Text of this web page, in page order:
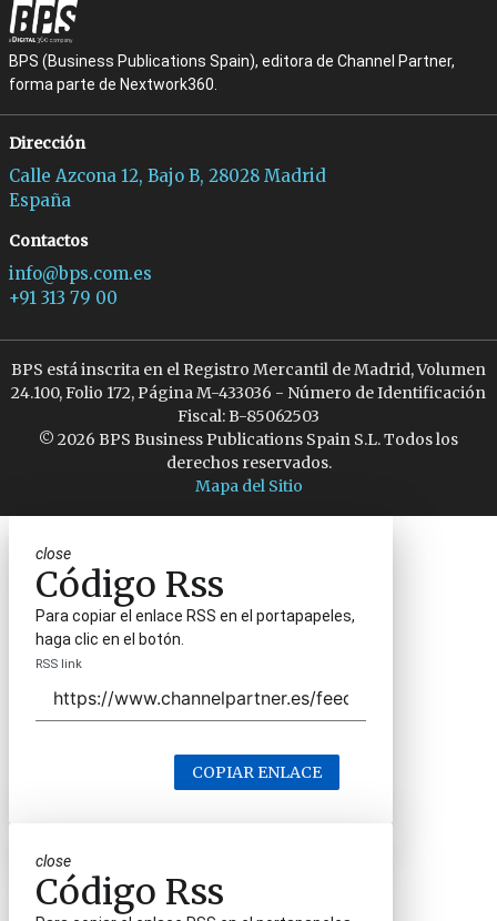
BPS (Business Publications Spain), editora de Channel Partner,
forma parte de Nextwork360.
Dirección
Calle Azcona 12, Bajo B, 28028 Madrid
España
Contactos
info@bps.com.es
+91 313 79 00
BPS está inscrita en el Registro Mercantil de Madrid, Volumen
24.100, Folio 172, Página M-433036 - Número de Identificación
Fiscal: B-85062503
© 2026 BPS Business Publications Spain S.L. Todos los
derechos reservados.
Mapa del Sitio
close
Código Rss
Para copiar el enlace RSS en el portapapeles,
haga clic en el botón.
RSS link
COPIAR ENLACE
close
Código Rss